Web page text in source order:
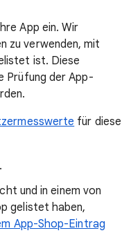
App ein. Wir
zu verwenden, mit
ist. Diese
Prüfung der App-
für diese
.
und in einem von
gelistet haben,
App-Shop-Eintrag